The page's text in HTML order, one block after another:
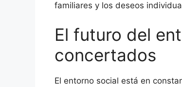
familiares y los deseos
El futuro del
concertados
El entorno social está en